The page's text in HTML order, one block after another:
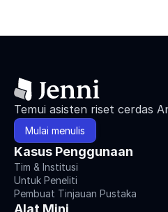
Temui asisten riset cerdas
Mulai menulis
Kasus Penggunaan
Tim & Institusi
Untuk Peneliti
Pembuat Tinjauan Pustaka
Alat Mini